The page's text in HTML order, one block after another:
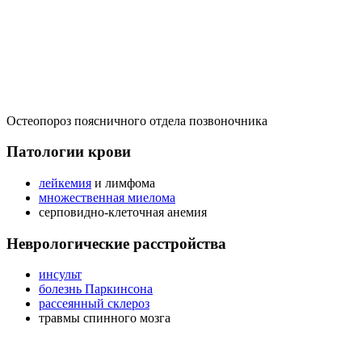
Остеопороз поясничного отдела позвоночника
Патологии крови
лейкемия и лимфома
множественная миелома
серповидно-клеточная анемия
Неврологические расстройства
инсульт
болезнь Паркинсона
рассеянный склероз
травмы спинного мозга